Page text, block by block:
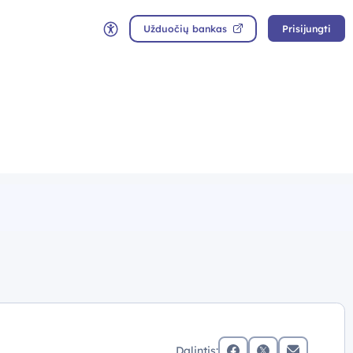
Neįgaliųjų rėžimas
Užduočių bankas Prisijungti